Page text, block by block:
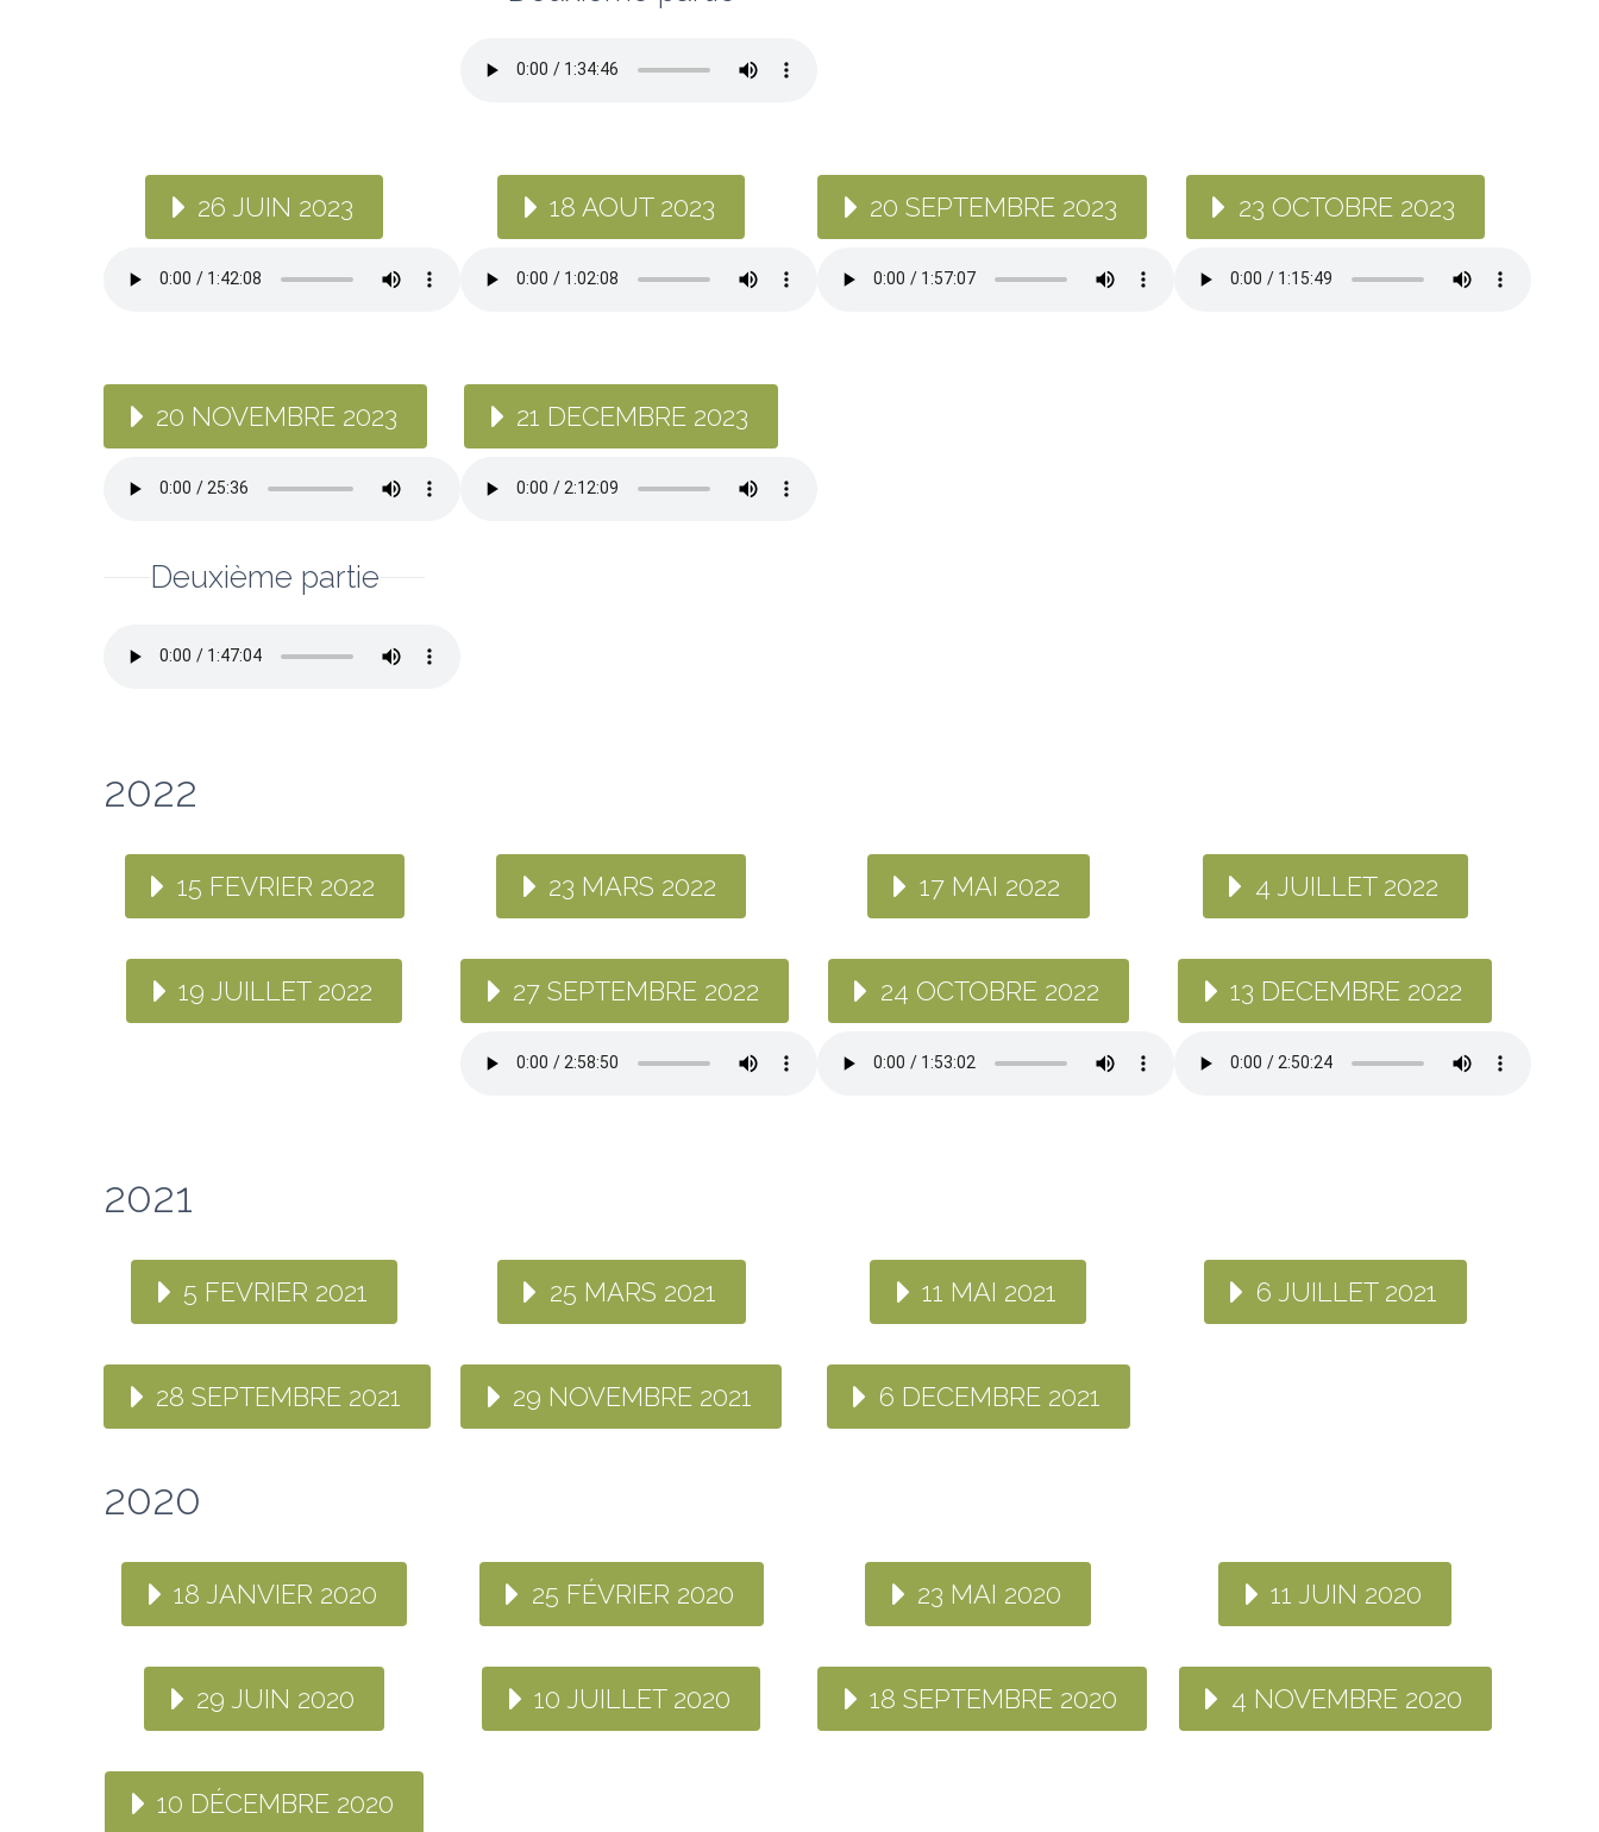
26 JUIN 2023 18 AOUT 2023 20 SEPTEMBRE 2023 23 OCTOBRE 2023
20 NOVEMBRE 2023
Deuxième partie
21 DECEMBRE 2023
2022
15 FEVRIER 2022 23 MARS 2022 17 MAI 2022 4 JUILLET 2022
19 JUILLET 2022 27 SEPTEMBRE 2022 24 OCTOBRE 2022 13 DECEMBRE 2022
2021
5 FEVRIER 2021 25 MARS 2021 11 MAI 2021 6 JUILLET 2021
28 SEPTEMBRE 2021 29 NOVEMBRE 2021 6 DECEMBRE 2021
2020
18 JANVIER 2020 25 FÉVRIER 2020 23 MAI 2020 11 JUIN 2020
29 JUIN 2020 10 JUILLET 2020 18 SEPTEMBRE 2020 4 NOVEMBRE 2020
10 DÉCEMBRE 2020